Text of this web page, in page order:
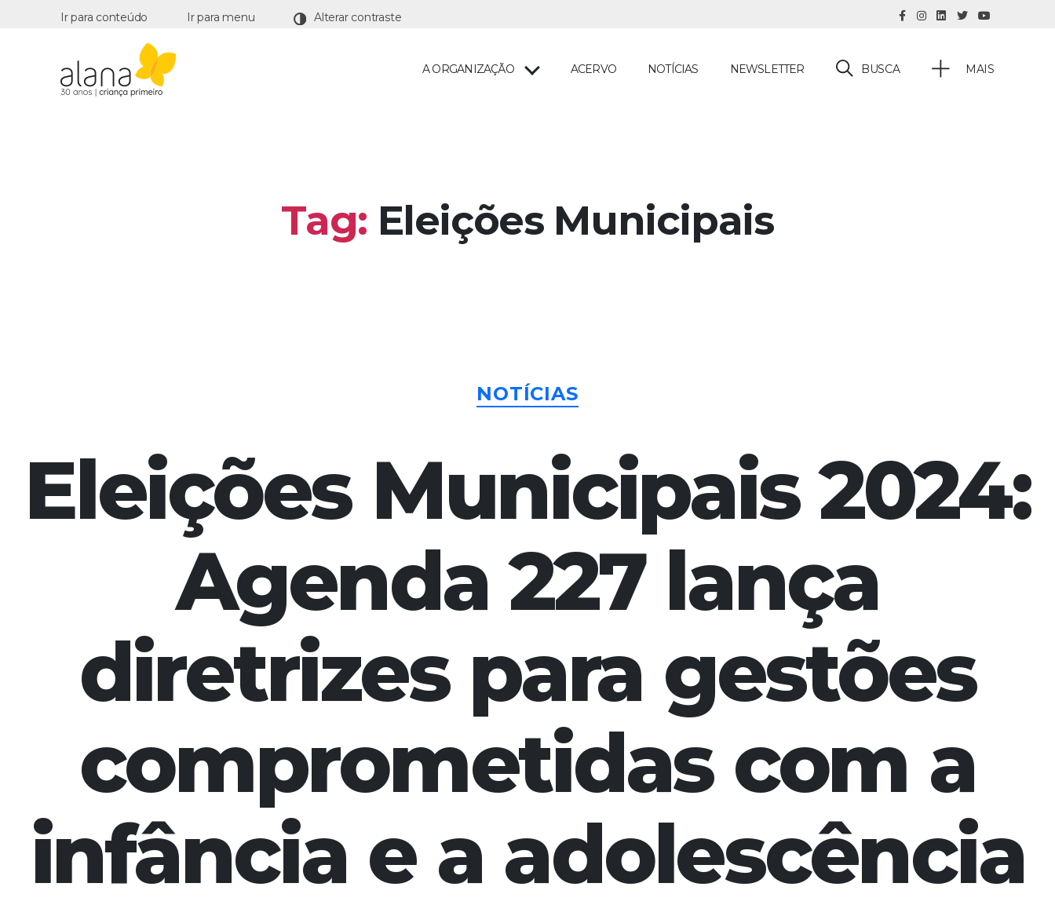
Ir para conteúdo Ir para menu
A ORGANIZAÇÃO ACERVO NOTÍCIAS NEWSLETTER BUSCA MAIS
Tag: Eleições Municipais
NOTÍCIAS
Eleições Municipais 2024:
Agenda 227 lança
diretrizes para gestões
comprometidas com a
infância e a adolescência